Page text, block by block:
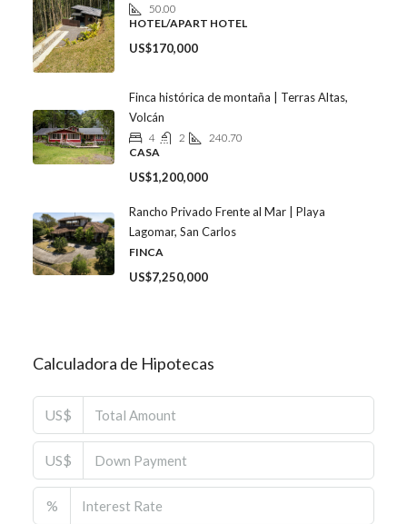
50.00
HOTEL/APART HOTEL
US$170,000
Finca histórica de montaña | Terras Altas,
Volcán
4 2
240.70
CASA
US$1,200,000
Rancho Privado Frente al Mar | Playa
Lagomar, San Carlos
FINCA
US$7,250,000
Calculadora de Hipotecas
US$
US$
%